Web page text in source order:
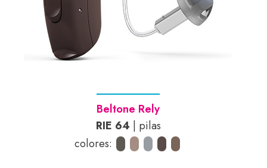
Beltone Rely
RIE 64 | pilas
colores: